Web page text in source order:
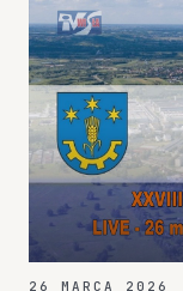
26 MARCA 2026